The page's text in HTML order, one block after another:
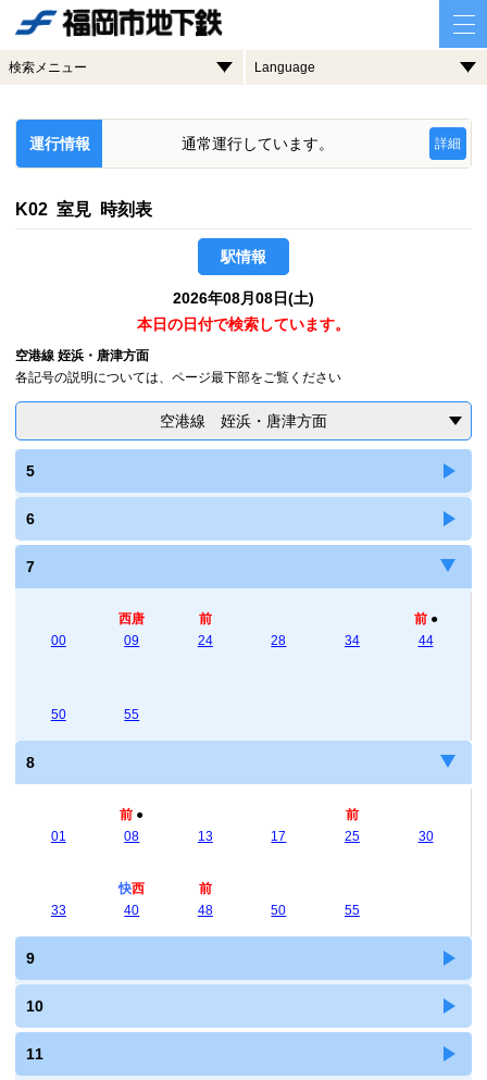
検索メニュー Language
運行情報 通常運行しています。 詳細
K02 室見 時刻表
駅情報
2026年08月08日(土)
本日の日付で検索しています。
空港線 姪浜・唐津方面
各記号の説明については、ページ最下部をご覧ください
空港線 姪浜・唐津方面
5
6
7
00
西唐
09
前
24
28 34
前 ●
44
50 55
8
01
前 ●
08
13 17
前
25
30
33
快西
40
前
48
50 55
9
10
11